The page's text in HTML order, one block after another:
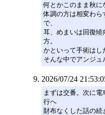
何とかこのまま秋に
体調の方は相変わら
で、
耳、めまいは回復傾
方。
かといって手術はし
そんな中でアンジュ
2026/07/24
まずは交番。次に
行へ
財布なくした話の続